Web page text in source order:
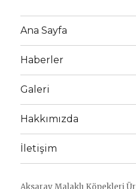
Ana Sayfa
Haberler
Galeri
Hakkımızda
İletişim
Aksaray Malaklı Köpekleri